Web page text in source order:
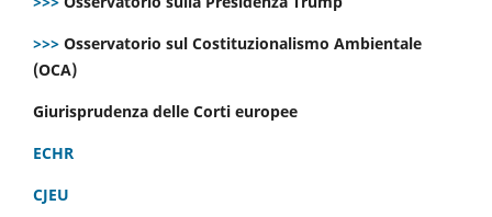
>>> Osservatorio sul Costituzionalismo Ambientale
(OCA)
Giurisprudenza delle Corti europee
ECHR
CJEU